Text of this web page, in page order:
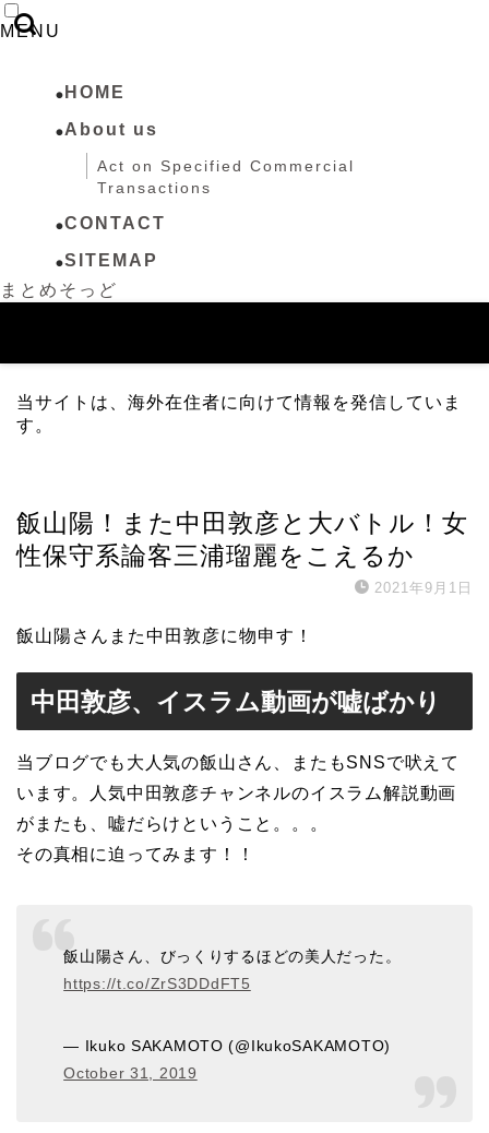
MENU
HOME
About us
Act on Specified Commercial
Transactions
CONTACT
SITEMAP
まとめそっど
当サイトは、海外在住者に向けて情報を発信していま
す。
飯山陽！また中田敦彦と大バトル！女
性保守系論客三浦瑠麗をこえるか
2021年9月1日
飯山陽さんまた中田敦彦に物申す！
中田敦彦、イスラム動画が嘘ばかり
当ブログでも大人気の飯山さん、またもSNSで吠えて
います。人気中田敦彦チャンネルのイスラム解説動画
がまたも、嘘だらけということ。。。
その真相に迫ってみます！！
飯山陽さん、びっくりするほどの美人だった。
https://t.co/ZrS3DDdFT5
— Ikuko SAKAMOTO (@IkukoSAKAMOTO)
October 31, 2019